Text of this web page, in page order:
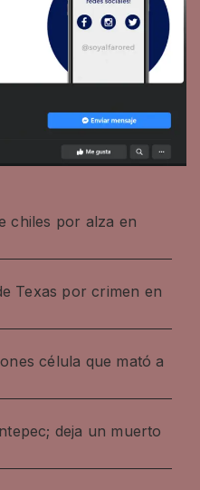
chiles por alza en
Texas por crimen en
célula que mató a
deja un muerto